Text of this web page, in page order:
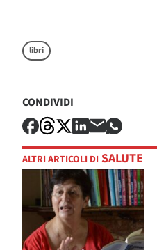
libri
CONDIVIDI
ALTRI ARTICOLI DI SALUTE